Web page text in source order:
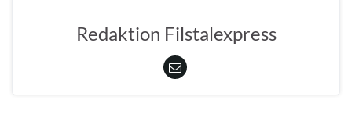
Redaktion Filstalexpress